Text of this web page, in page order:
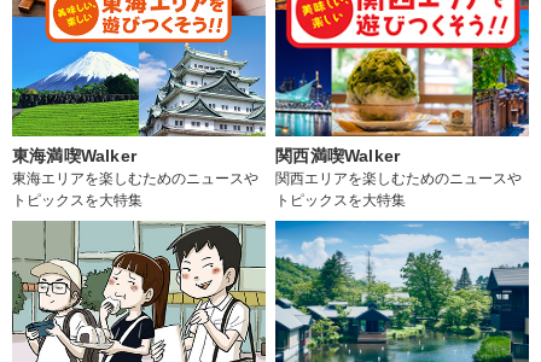
東海満喫Walker
東海エリアを楽しむためのニュースや
トピックスを大特集
関西満喫Walker
関西エリアを楽しむためのニュースや
トピックスを大特集